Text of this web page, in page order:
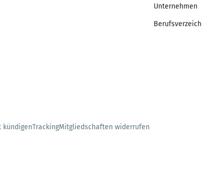
Unternehmen
kündigenTrackingMitgliedschaften widerrufen